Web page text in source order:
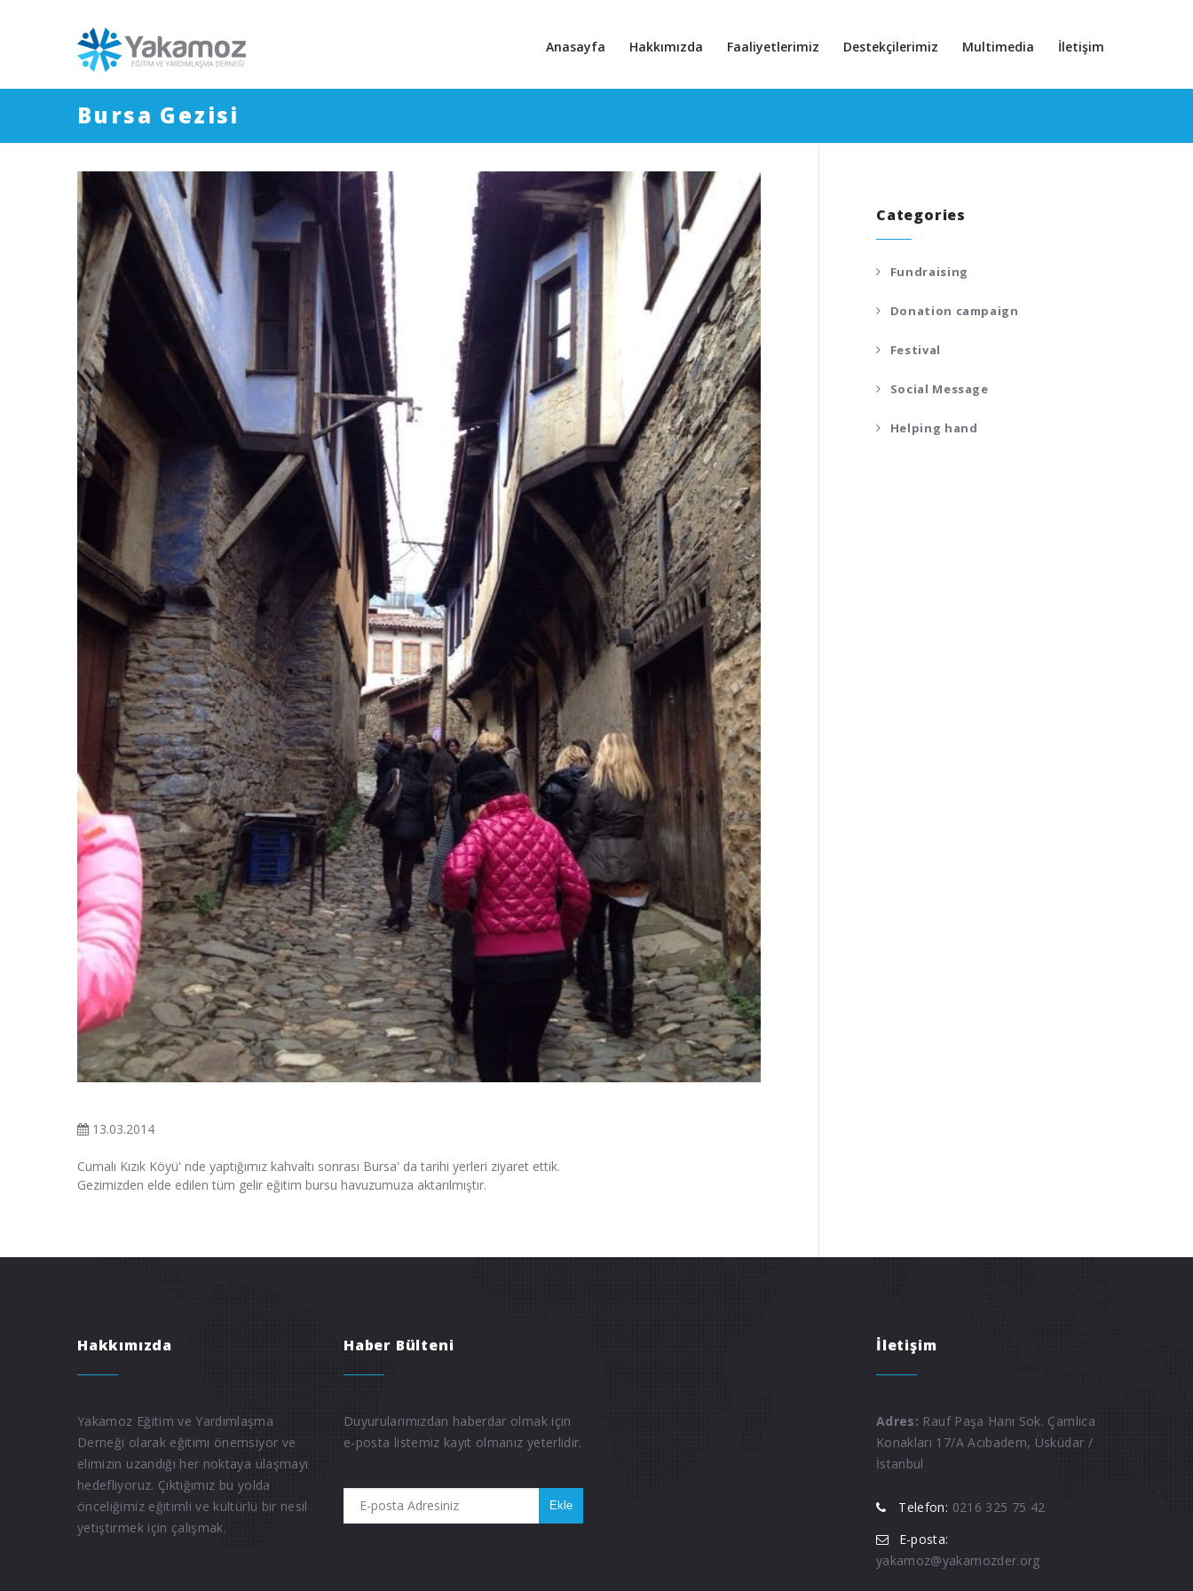
Anasayfa Hakkımızda Faaliyetlerimiz Destekçilerimiz Multimedia İletişim
Bursa Gezisi
13.03.2014
Cumalı Kızık Köyü' nde yaptığımız kahvaltı sonrası Bursa' da tarihi yerleri ziyaret ettik.
Gezimizden elde edilen tüm gelir eğitim bursu havuzumuza aktarılmıştır.
Categories
Fundraising
Donation campaign
Festival
Social Message
Helping hand
Hakkımızda
Yakamoz Eğitim ve Yardımlaşma
Derneği olarak eğitimi önemsiyor ve
elimizin uzandığı her noktaya ulaşmayı
hedefliyoruz. Çıktığımız bu yolda
önceliğimiz eğitimli ve kültürlü bir nesil
yetiştirmek için çalışmak.
Haber Bülteni
Duyurularımızdan haberdar olmak için
e-posta listemiz kayıt olmanız yeterlidir.
İletişim
Adres: Rauf Paşa Hanı Sok. Çamlıca
Konakları 17/A Acıbadem, Üsküdar /
İstanbul
Telefon: 0216 325 75 42
E-posta:
yakamoz@yakamozder.org